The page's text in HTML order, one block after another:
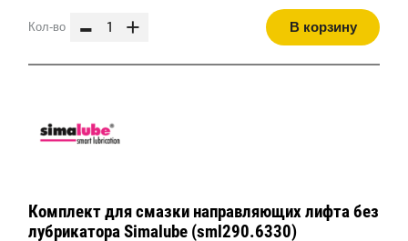
Кол-во - + В корзину
Комплект для смазки направляющих лифта без
лубрикатора Simalube (sml290.6330)